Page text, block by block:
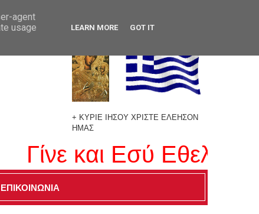
+ ΚΥΡΙΕ ΙΗΣΟΥ ΧΡΙΣΤΕ ΕΛΕΗΣΟΝ
ΗΜΑΣ
Γίνε και Εσύ
ΕΠΙΚΟΙΝΩΝΙΑ
agent
usage
LEARN MORE GOT IT